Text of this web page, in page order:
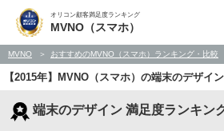
オリコン顧客満足度ランキング
MVNO（スマホ）
MVNO おすすめのMVNO（スマホ）ランキング・比較
【2015年】MVNO（スマホ）の端末のデザイ
端末のデザイン 満足度ランキン